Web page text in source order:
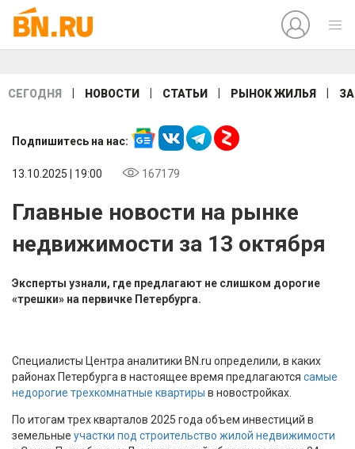
СЕГОДНЯ НОВОСТИ СТАТЬИ РЫНОК ЖИЛЬЯ
Подпишитесь на нас:
13.10.2025 | 19:00 167179
Главные новости на рынке
недвижимости за 13 октября
Эксперты узнали, где предлагают не слишком дорогие
«трешки» на первичке Петербурга.
Специалисты Центра аналитики BN.ru определили, в каких
районах Петербурга в настоящее время предлагаются самые
недорогие трехкомнатные квартиры в новостройках.
По итогам трех кварталов 2025 года объем инвестиций в
земельные участки под строительство жилой недвижимости